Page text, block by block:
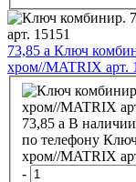
73,85 a Ключ
хром//MATRIX арт.
73,85 a В наличии
по телефону
хром//MATRIX
-